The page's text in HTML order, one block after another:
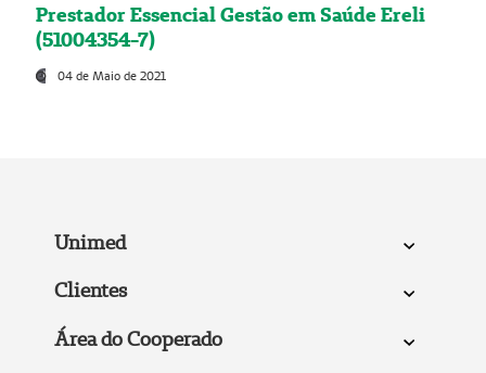
Prestador Essencial Gestão em Saúde Ereli
(51004354-7)
04 de Maio de 2021
Unimed
Clientes
Área do Cooperado